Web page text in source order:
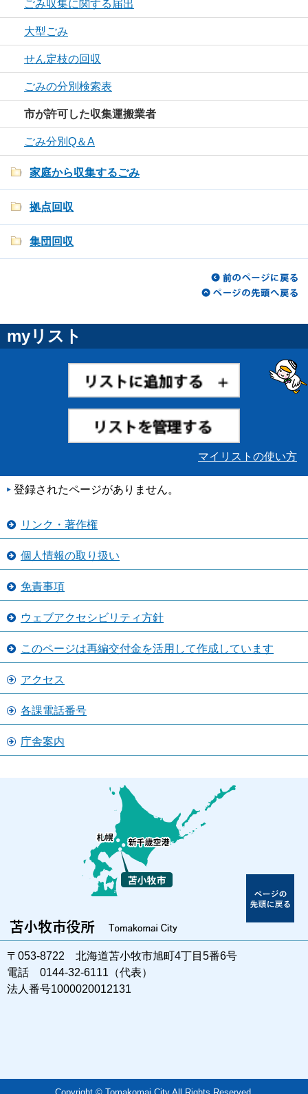
ごみ収集に関する届出
大型ごみ
せん定枝の回収
ごみの分別検索表
市が許可した収集運搬業者
ごみ分別Q＆A
家庭から収集するごみ
拠点回収
集団回収
myリスト
マイリストの使い方
登録されたページがありません。
リンク・著作権
個人情報の取り扱い
免責事項
ウェブアクセシビリティ方針
このページは再編交付金を活用して作成しています
アクセス
各課電話番号
庁舎案内
〒053-8722 北海道苫小牧市旭町4丁目5番6号
電話 0144-32-6111（代表）
法人番号1000020012131